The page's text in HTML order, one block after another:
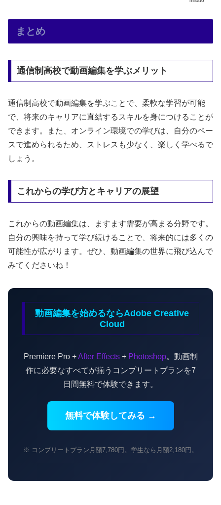
まとめ
通信制高校で動画編集を学ぶメリット
通信制高校で動画編集を学ぶことで、柔軟な学習が可能
で、将来のキャリアに直結するスキルを身につけることが
できます。また、オンライン環境での学びは、自分のペー
スで進められるため、ストレスも少なく、楽しく学べるで
しょう。
これからの学び方とキャリアの展望
これからの動画編集は、ますます需要が高まる分野です。
自分の興味を持って学び続けることで、将来的には多くの
可能性が広がります。ぜひ、動画編集の世界に飛び込んで
みてくださいね！
動画編集を始めるならAdobe Creative
Cloud
Premiere Pro +After Effects+ Photoshop。動画制
作に必要なすべてが揃うコンプリートプランを7
日間無料で体験できます。
無料で体験してみる →
※ コンプリートプラン月額7,780円。学生なら月額2,180円。